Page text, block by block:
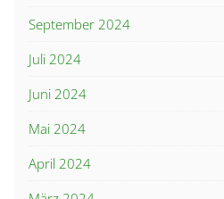
September 2024
Juli 2024
Juni 2024
Mai 2024
April 2024